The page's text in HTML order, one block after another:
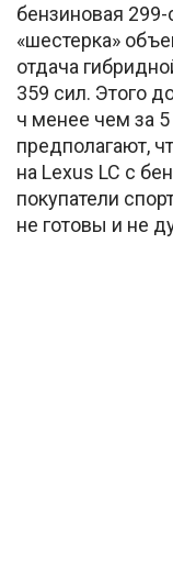
бензиновая
«шестерка»
отдача
359 сил. Этого
ч менее чем за 5
предполагают,
на Lexus LC с
покупатели
не готовы и не